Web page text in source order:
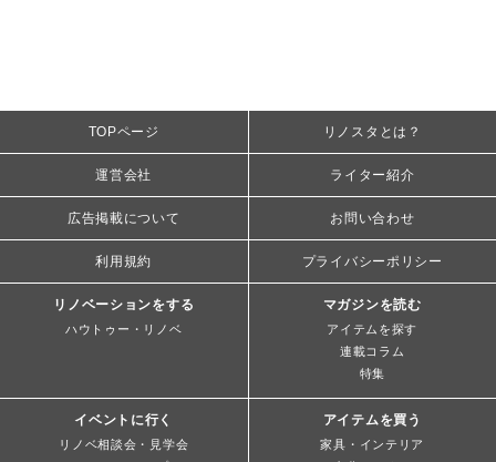
TOPページ リノスタとは？
運営会社 ライター紹介
広告掲載について お問い合わせ
利用規約 プライバシーポリシー
リノベーションをする
ハウトゥー・リノベ
マガジンを読む
アイテムを探す
連載コラム
特集
イベントに行く
リノベ相談会・見学会
アイテムを買う
家具・インテリア